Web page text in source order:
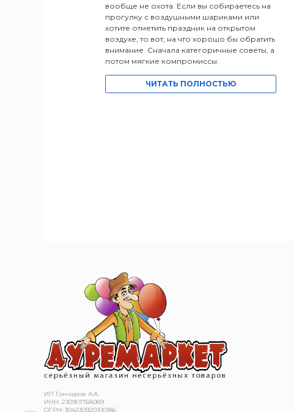
вообще не охота. Если вы собираетесь на
прогулку с воздушными шариками или
хотите отметить праздник на открытом
воздухе, то вот, на что хорошо бы обратить
внимание. Сначала категоричные советы, а
потом мягкие компромиссы.
ЧИТАТЬ ПОЛНОСТЬЮ
ИП Гончаров А.А.
ИНН: 230901768089
ОГРН: 304230920100186